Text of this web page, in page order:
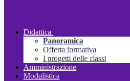
Didattica
Panoramica
Offerta formativa
I progetti delle classi
Amministrazione
Modulistica